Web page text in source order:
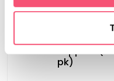
pk)